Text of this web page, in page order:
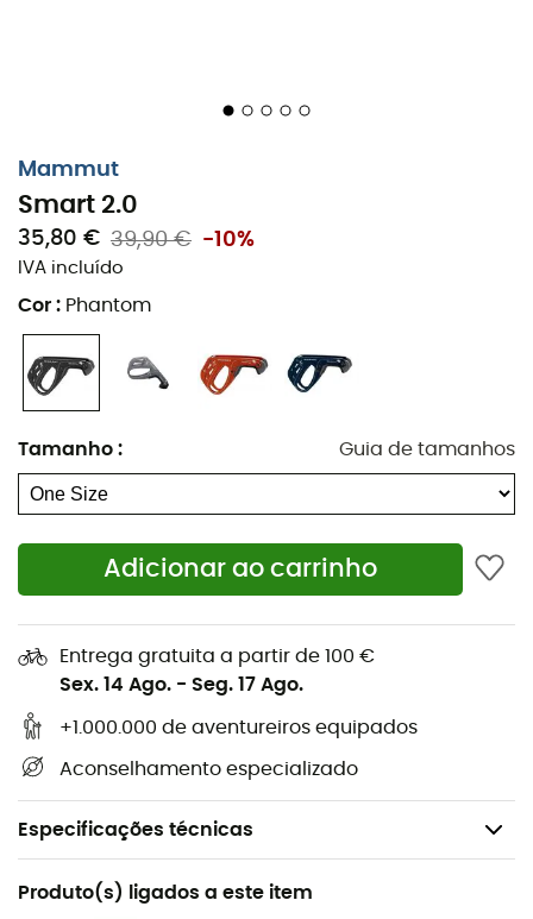
Mammut
Smart 2.0
35,80 € 39,90 € -10%
IVA incluído
Cor : Phantom
Tamanho : Guia de tamanhos
Adicionar ao carrinho
Entrega gratuita a partir de 100 €
Sex. 14 Ago. - Seg. 17 Ago.
+1.000.000 de aventureiros equipados
Aconselhamento especializado
Especificações técnicas
Recomendado para
Escalada em bloco / Escalada desportiva / Indoor
Produto(s) ligados a este item